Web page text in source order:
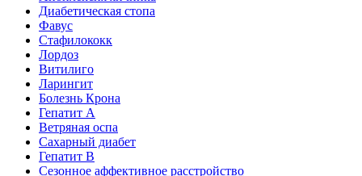
Диабетическая стопа
Фавус
Стафилококк
Лордоз
Витилиго
Ларингит
Болезнь Крона
Гепатит A
Ветряная оспа
Сахарный диабет
Гепатит B
Сезонное аффективное расстройство